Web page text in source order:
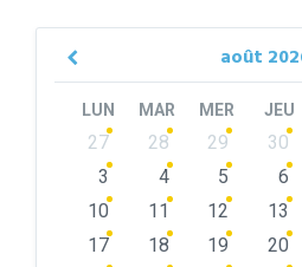
août
Previous
LUN MAR MER JEU
Skip
calendar
27 28 29 30
3
4 5 6
10
11 12 13
17
18 19 20